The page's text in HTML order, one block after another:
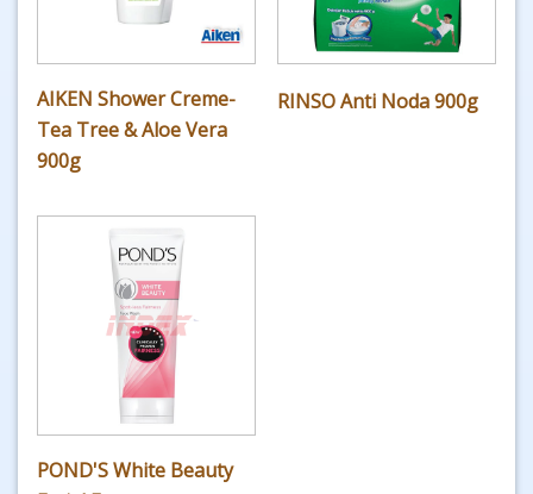
AIKEN Shower Creme-
Tea Tree & Aloe Vera
900g
RINSO Anti Noda 900g
POND'S White Beauty